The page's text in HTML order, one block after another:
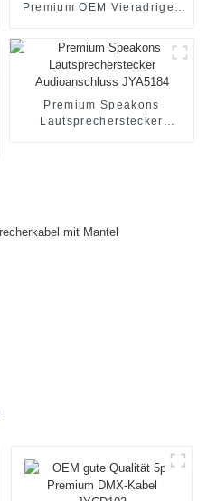
Premium OEM Vieradriges
Premium Speakons
Lautsprecherstecker